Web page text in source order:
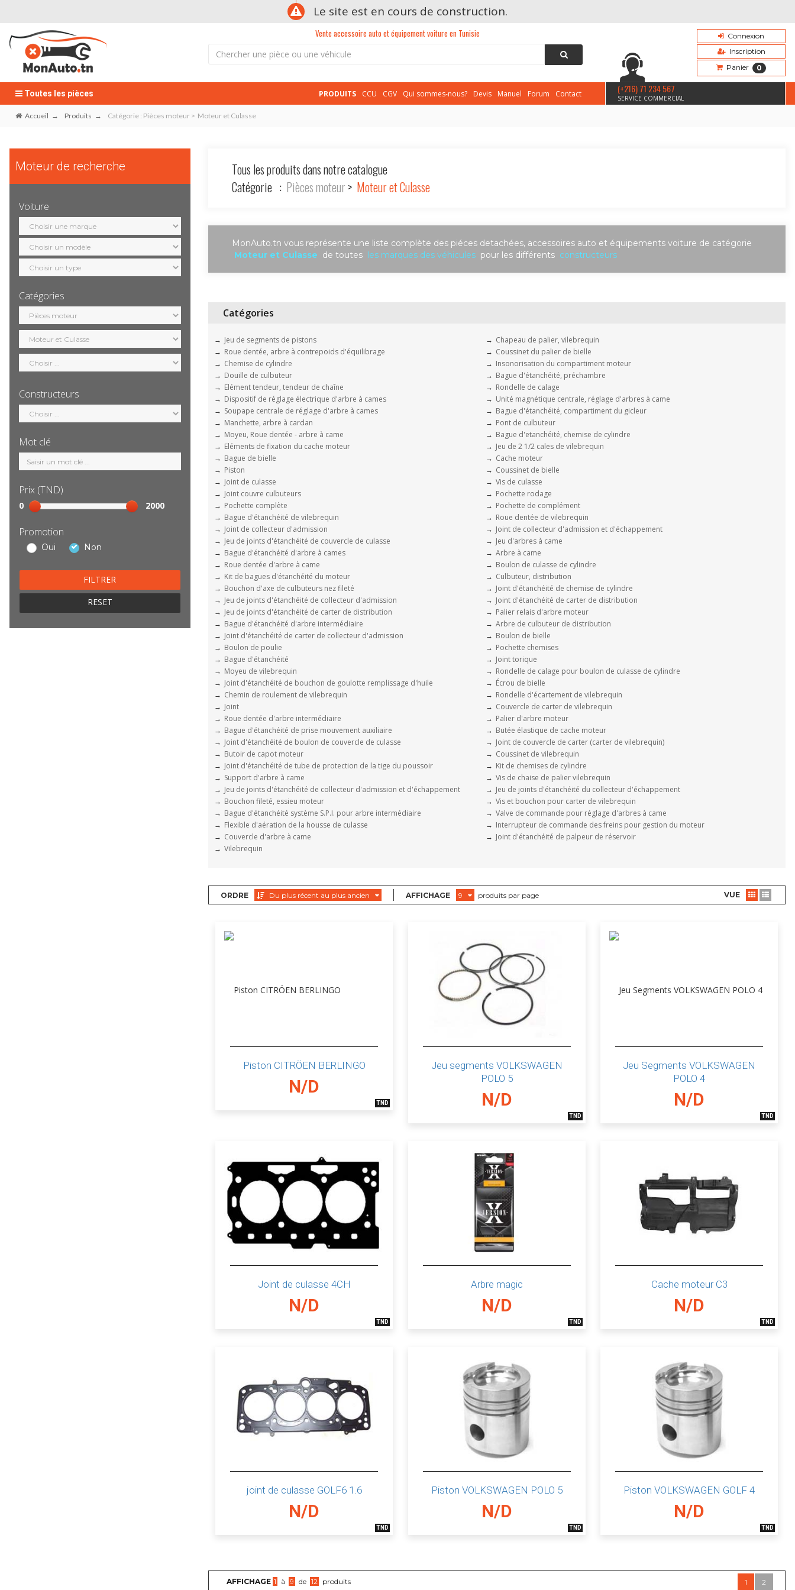
Le site est en cours de construction.
Vente accessoire auto et équipement voiture en Tunisie
Connexion
Inscription
Panier
0
Toutes les pièces PRODUITS CCU CGV Qui sommes-nous? Devis Manuel Forum Contact (+216) 71 234 567
SERVICE COMMERCIAL
Accueil Produits Catégorie : Pièces moteur > Moteur et Culasse
Moteur de recherche
Voiture
Sélection
marque
Sélection
modèle
Sélection
motorisation
Catégories
Sélection
catégorie
Constructeurs
Sélection
constructeur
Mot clé
Mot
clé
Prix (TND)
Sélection
prix
0 2000
Promotion
Oui Non
RESET
Tous les produits dans notre catalogue
Catégorie : Pièces moteur >Moteur et Culasse
MonAuto.tn vous représente une liste complète des piéces detachées, accessoires auto et équipements voiture de catégorie
Moteur et Culasse de toutes les marques des véhiculespour les différents constructeurs
Catégories
Jeu de segments de pistons
Chapeau de palier, vilebrequin
Roue dentée, arbre à contrepoids d'équilibrage
Coussinet du palier de bielle
Chemise de cylindre
Insonorisation du compartiment moteur
Douille de culbuteur
Bague d'étanchéité, préchambre
Elément tendeur, tendeur de chaîne
Rondelle de calage
Dispositif de réglage électrique d'arbre à cames
Unité magnétique centrale, réglage d'arbres à came
Soupape centrale de réglage d'arbre à cames
Bague d'étanchéité, compartiment du gicleur
Manchette, arbre à cardan
Pont de culbuteur
Moyeu, Roue dentée - arbre à came
Bague d'etanchéité, chemise de cylindre
Eléments de fixation du cache moteur
Jeu de 2 1/2 cales de vilebrequin
Bague de bielle
Cache moteur
Piston
Coussinet de bielle
Joint de culasse
Vis de culasse
Joint couvre culbuteurs
Pochette rodage
Pochette complète
Pochette de complément
Bague d'étanchéité de vilebrequin
Roue dentée de vilebrequin
Joint de collecteur d'admission
Joint de collecteur d'admission et d'échappement
Jeu de joints d'étanchéité de couvercle de culasse
Jeu d'arbres à came
Bague d'étanchéité d'arbre à cames
Arbre à came
Roue dentée d'arbre à came
Boulon de culasse de cylindre
Kit de bagues d'étanchéité du moteur
Culbuteur, distribution
Bouchon d'axe de culbuteurs nez fileté
Joint d'étanchéité de chemise de cylindre
Jeu de joints d'étanchéité de collecteur d'admission
Joint d'étanchéité de carter de distribution
Jeu de joints d'étanchéité de carter de distribution
Palier relais d'arbre moteur
Bague d'étanchéité d'arbre intermédiaire
Arbre de culbuteur de distribution
Joint d'étanchéité de carter de collecteur d'admission
Boulon de bielle
Boulon de poulie
Pochette chemises
Bague d'étanchéité
Joint torique
Moyeu de vilebrequin
Rondelle de calage pour boulon de culasse de cylindre
Joint d'étanchéité de bouchon de goulotte remplissage d'huile
Écrou de bielle
Chemin de roulement de vilebrequin
Rondelle d'écartement de vilebrequin
Joint
Couvercle de carter de vilebrequin
Roue dentée d'arbre intermédiaire
Palier d'arbre moteur
Bague d'étanchéité de prise mouvement auxiliaire
Butée élastique de cache moteur
Joint d'étanchéité de boulon de couvercle de culasse
Joint de couvercle de carter (carter de vilebrequin)
Butoir de capot moteur
Coussinet de vilebrequin
Joint d'étanchéité de tube de protection de la tige du poussoir
Kit de chemises de cylindre
Support d'arbre à came
Vis de chaise de palier vilebrequin
Jeu de joints d'étanchéité de collecteur d'admission et d'échappement
Jeu de joints d'étanchéité du collecteur d'échappement
Bouchon fileté, essieu moteur
Vis et bouchon pour carter de vilebrequin
Bague d'étanchéité système S.P.I. pour arbre intermédiaire
Valve de commande pour réglage d'arbres à came
Flexible d'aération de la housse de culasse
Interrupteur de commande des freins pour gestion du moteur
Couvercle d'arbre à came
Joint d'étanchéité de palpeur de réservoir
Vilebrequin
ORDRE Du plus récent au plus ancien AFFICHAGE 9 produits par page VUE
Piston CITRÖEN BERLINGO
N/D
TND
Jeu segments VOLKSWAGEN
POLO 5
N/D
TND
Jeu Segments VOLKSWAGEN
POLO 4
N/D
TND
Joint de culasse 4CH
N/D
TND
Arbre magic
N/D
TND
Cache moteur C3
N/D
TND
joint de culasse GOLF6 1.6
N/D
TND
Piston VOLKSWAGEN POLO 5
N/D
TND
Piston VOLKSWAGEN GOLF 4
N/D
TND
AFFICHAGE 1 à 9 de 12 produits 1 2